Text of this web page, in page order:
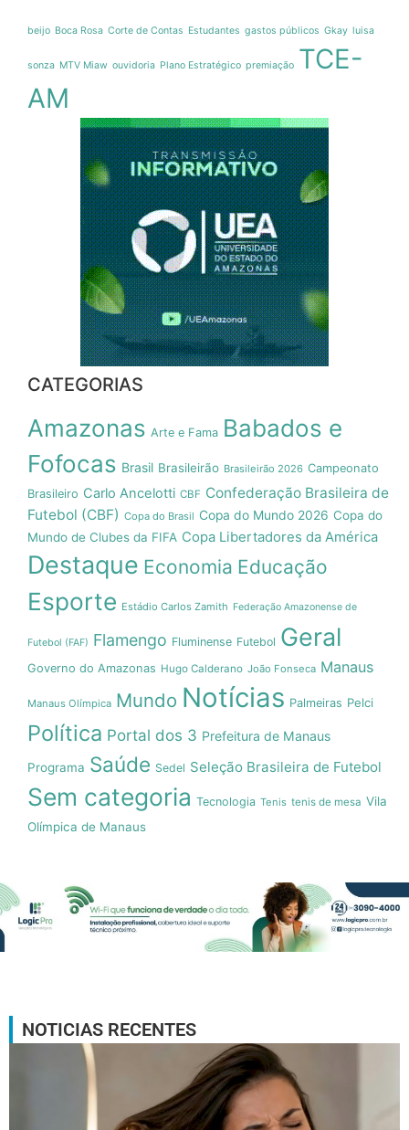
beijo Boca Rosa Corte de Contas Estudantes gastos públicos Gkay luisa
sonza MTV Miaw ouvidoria Plano Estratégico premiação TCE-
AM
CATEGORIAS
Amazonas Arte e Fama Babados e
Fofocas Brasil Brasileirão Brasileirão 2026 Campeonato
Brasileiro Carlo Ancelotti CBF Confederação Brasileira de
Futebol (CBF) Copa do Brasil Copa do Mundo 2026 Copa do
Mundo de Clubes da FIFA Copa Libertadores da América
Destaque Economia Educação
Esporte Estádio Carlos Zamith Federação Amazonense de
Futebol (FAF) Flamengo Fluminense Futebol Geral
Governo do Amazonas Hugo Calderano João Fonseca Manaus
Manaus Olímpica Mundo Notícias Palmeiras Pelci
Política Portal dos 3 Prefeitura de Manaus
Programa Saúde Sedel Seleção Brasileira de Futebol
Sem categoria Tecnologia Tenis tenis de mesa Vila
Olímpica de Manaus
NOTICIAS RECENTES